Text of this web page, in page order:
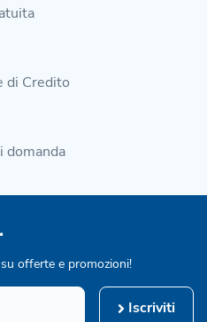
di Credito
domanda
offerte e promozioni!
Iscriviti